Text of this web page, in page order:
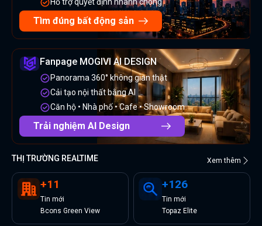
Tìm đúng bất động sản
Fanpage MOGIVI AI DESIGN
Panorama 360° không gian thật
Cải tạo nội thất bằng AI
Căn hộ • Nhà phố • Cafe • Showroom
Trải nghiệm AI Design
THỊ TRƯỜNG REALTIME Xem thêm
+11
Tin mới
Bcons Green View
+126
Tin mới
Topaz Elite